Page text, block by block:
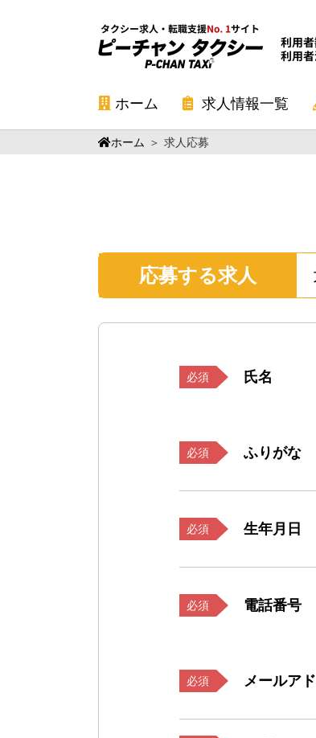
ホーム 求人情報一覧
ホーム ＞ 求人応募
応募する求人
必須 氏名
必須 ふりがな
必須 生年月日
必須 電話番号
必須 メールア